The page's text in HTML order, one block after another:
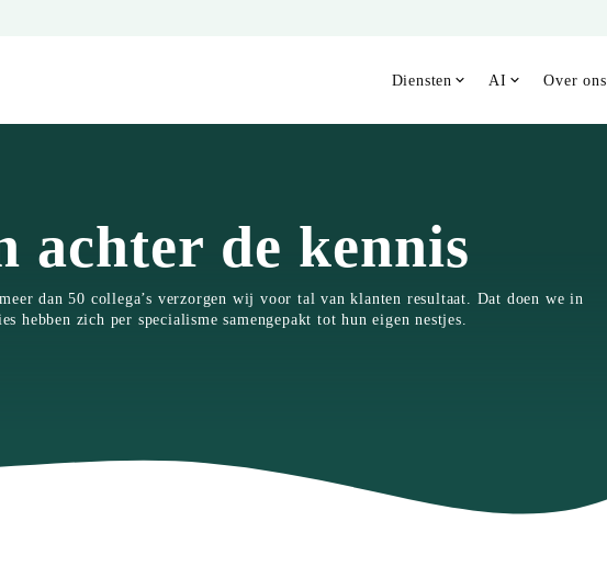
Diensten
AI Over ons
achter de kennis
dan 50 collega’s verzorgen wij voor tal van klanten resultaat. Dat doen we in
hebben zich per specialisme samengepakt tot hun eigen nestjes.